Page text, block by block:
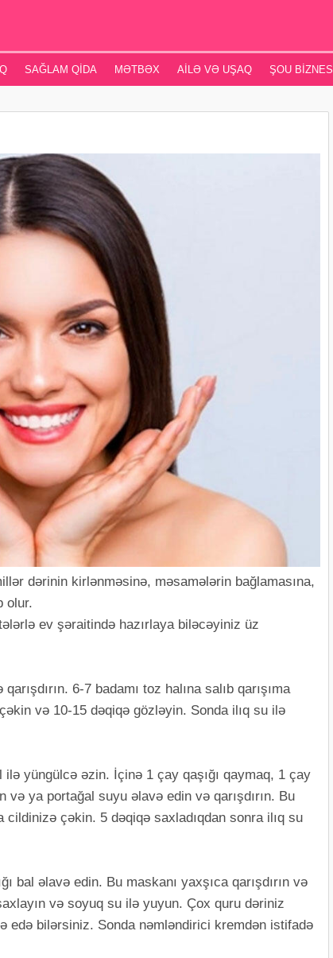
SAĞLAM QIDA MƏTBƏX AILƏ VƏ UŞAQ ŞOU BIZNES
dərinin kirlənməsinə, məsamələrin bağlamasına,
olur.
ev şəraitində hazırlaya biləcəyiniz üz
6-7 badamı toz halına salıb qarışıma
və 10-15 dəqiqə gözləyin. Sonda ilıq su ilə
yüngülcə əzin. İçinə 1 çay qaşığı qaymaq, 1 çay
və ya portağal suyu əlavə edin və qarışdırın. Bu
cildinizə çəkin. 5 dəqiqə saxladıqdan sonra ilıq su
bal əlavə edin. Bu maskanı yaxşıca qarışdırın və
və soyuq su ilə yuyun. Çox quru dəriniz
edə bilərsiniz. Sonda nəmləndirici kremdən istifadə